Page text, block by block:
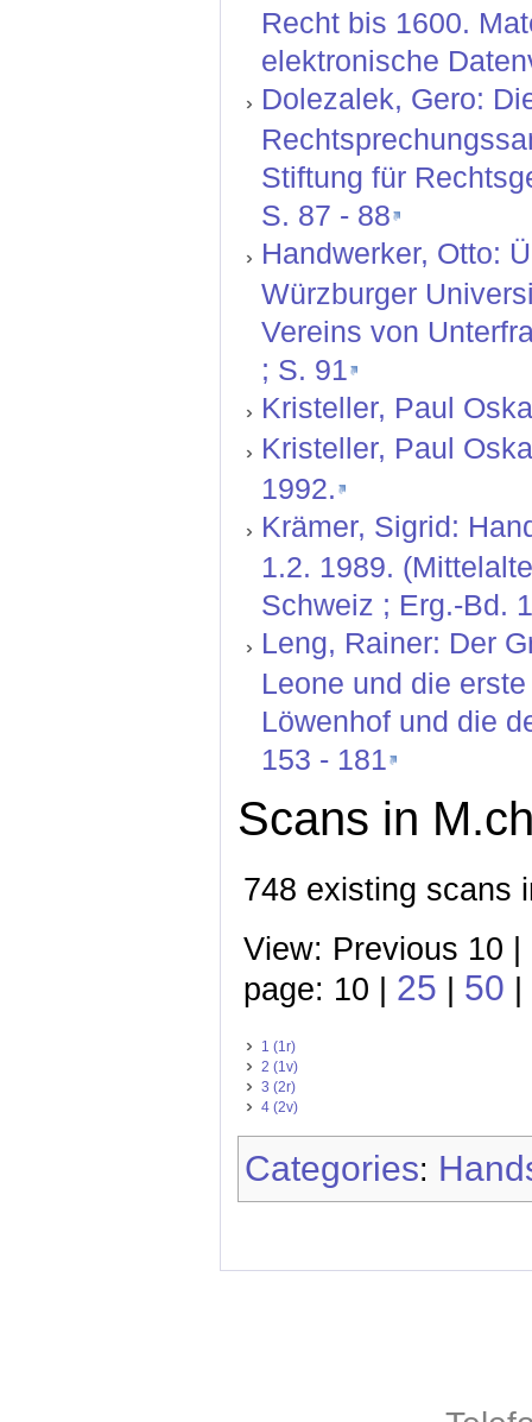
Recht bis 1600.
elektronische
Dolezalek, Gero:
Stiftung für
S. 87 - 88
Handwerker, Otto:
Würzburger
Vereins von
; S. 91
Kristeller, Paul
Kristeller, Paul
1992.
Krämer, Sigrid:
1.2. 1989.
Schweiz ; Erg.-Bd.
Leng, Rainer: Der
Leone und die
Löwenhof und die
153 - 181
Scans in
748 existing scans
View: Previous 10 |
page: 10 | 25 50
1 (1r)
2 (1v)
3 (2r)
4 (2v)
Categories: